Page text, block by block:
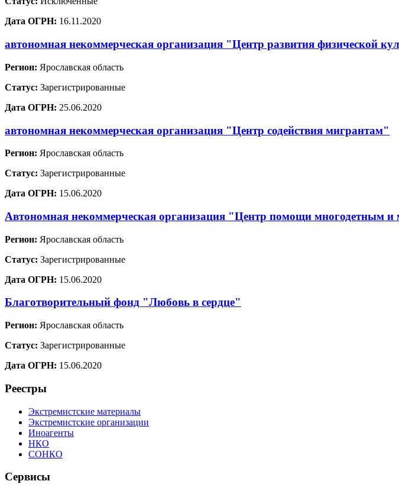
Дата ОГРН: 16.11.2020
автономная некоммерческая организация "Центр развития физической
Регион: Ярославская область
Статус: Зарегистрированные
Дата ОГРН: 25.06.2020
автономная некоммерческая организация "Центр содействия мигрантам"
Регион: Ярославская область
Статус: Зарегистрированные
Дата ОГРН: 15.06.2020
Автономная некоммерческая организация "Центр помощи многодетным и
Регион: Ярославская область
Статус: Зарегистрированные
Дата ОГРН: 15.06.2020
Благотворительный фонд "Любовь в сердце"
Регион: Ярославская область
Статус: Зарегистрированные
Дата ОГРН: 15.06.2020
Реестры
Экстремистские материалы
Экстремистские организации
Иноагенты
НКО
СОНКО
Сервисы